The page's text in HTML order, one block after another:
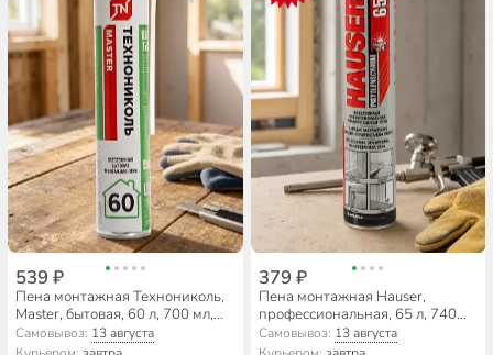
539 ₽
Пена монтажная Технониколь,
Master, бытовая, 60 л, 700 мл,
всесезонная, 625507
Самовывоз: 13 августа
379 ₽
Пена монтажная Hauser,
профессиональная, 65 л, 740
мл, всесезонная, 62053
Самовывоз: 13 августа